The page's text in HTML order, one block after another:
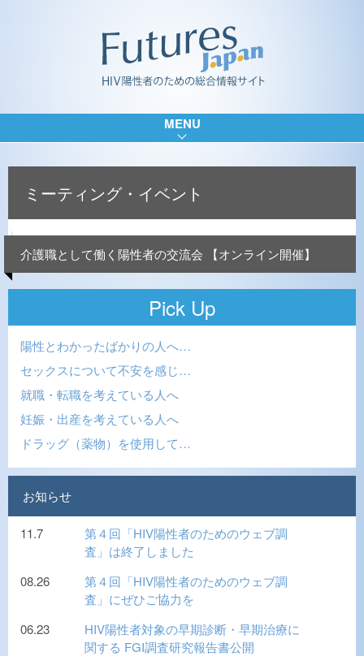
MENU
ミーティング・イベント
介護職として働く陽性者の交流会 【オンライン開催】
Pick Up
陽性とわかったばかりの人へ…
セックスについて不安を感じ…
就職・転職を考えている人へ
妊娠・出産を考えている人へ
ドラッグ（薬物）を使用して…
お知らせ
11.7
第４回「HIV陽性者のためのウェブ調
査」は終了しました
08.26
第４回「HIV陽性者のためのウェブ調
査」にぜひご協力を
06.23
HIV陽性者対象の早期診断・早期治療に
関する FGI調査研究報告書公開